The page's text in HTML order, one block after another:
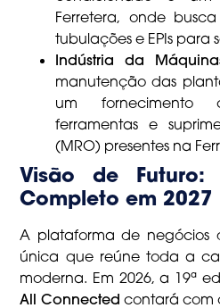
Ferretera, onde
tubulações e EPIs para
Indústria da
manutenção das
um fornecimento
ferramentas e
(MRO) presentes na
Visão de Futuro:
Completo em 2027
A plataforma de negócios
única que reúne toda a
moderna. Em 2026, a 19ª
All Connected contará com